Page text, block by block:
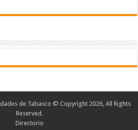
de Tabasco © Copyright 2026, All Rights
Reserved.
Directorio